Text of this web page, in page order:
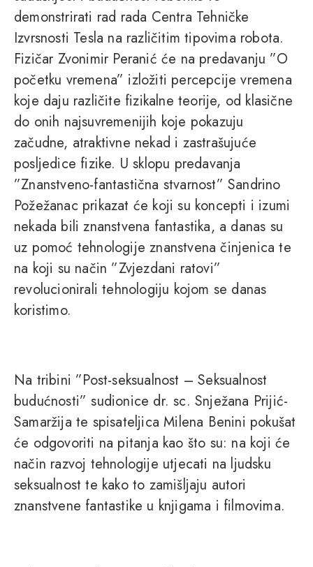
demonstrirati rad rada Centra Tehničke
Izvrsnosti Tesla na različitim tipovima robota.
Fizičar Zvonimir Peranić će na predavanju ”O
početku vremena” izložiti percepcije vremena
koje daju različite fizikalne teorije, od klasične
do onih najsuvremenijih koje pokazuju
začudne, atraktivne nekad i zastrašujuće
posljedice fizike. U sklopu predavanja
”Znanstveno-fantastična stvarnost” Sandrino
Požežanac prikazat će koji su koncepti i izumi
nekada bili znanstvena fantastika, a danas su
uz pomoć tehnologije znanstvena činjenica te
na koji su način ”Zvjezdani ratovi”
revolucionirali tehnologiju kojom se danas
koristimo.
Na tribini ”Post-seksualnost – Seksualnost
budućnosti” sudionice dr. sc. Snježana Prijić-
Samaržija te spisateljica Milena Benini pokušat
će odgovoriti na pitanja kao što su: na koji će
način razvoj tehnologije utjecati na ljudsku
seksualnost te kako to zamišljaju autori
znanstvene fantastike u knjigama i filmovima.